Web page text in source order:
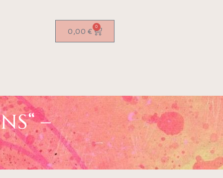
0,00 € 0
–